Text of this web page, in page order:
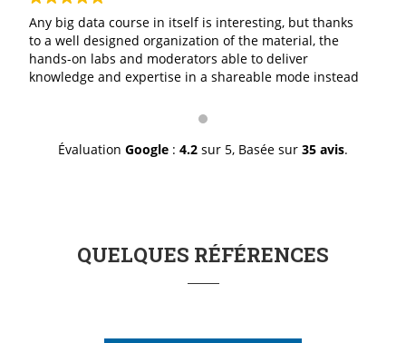
Any big data course in itself is interesting, but thanks
to a well designed organization of the material, the
hands-on labs and moderators able to deliver
knowledge and expertise in a shareable mode instead
was professionally great in doing exactly what it is
a job well done.
Évaluation Google : 4.2 sur 5, Basée sur 35 avis.
QUELQUES RÉFÉRENCES